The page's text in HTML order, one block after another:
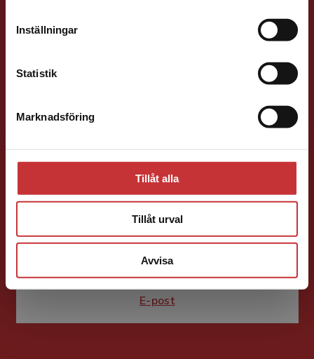
Inställningar
Statistik
Marknadsföring
Tillåt alla
Tillåt urval
Avvisa
Susanne Borg-Törn
Förlagskoordinator Kurslitteratur och
Kompetensutveckling
046-31 21 61
E-post